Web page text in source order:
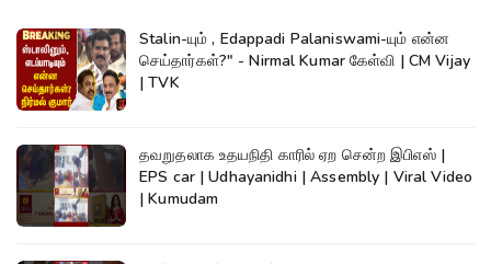
Stalin-யும் , Edappadi Palaniswami-யும் என்ன
செய்தார்கள்?" - Nirmal Kumar கேள்வி | CM Vijay
| TVK
தவறுதலாக உதயநிதி காரில் ஏற சென்ற இபிஎஸ் |
EPS car | Udhayanidhi | Assembly | Viral Video
| Kumudam